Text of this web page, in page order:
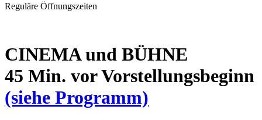
Reguläre Öffnungszeiten
CINEMA und BÜHNE
45 Min. vor Vorstellungsbeginn
(siehe Programm)